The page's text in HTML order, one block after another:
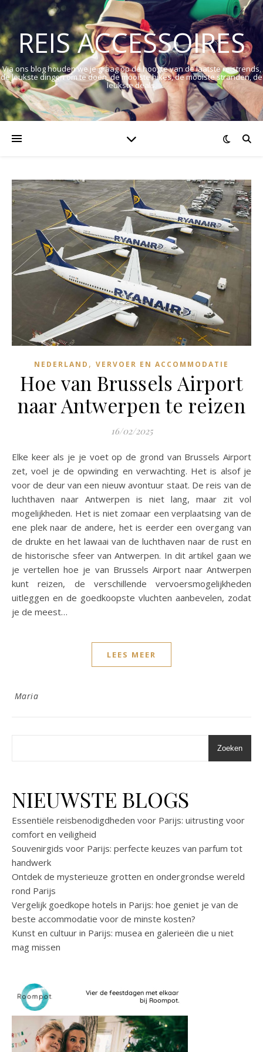
REIS ACCESSOIRES
Via ons blog houden we je graag op de hoogte van de laatste reistrends,
de leukste dingen om te doen, de mooiste hikes, de mooiste stranden, de
leukste deals.
NEDERLAND , VERVOER EN ACCOMMODATIE
Hoe van Brussels Airport
naar Antwerpen te reizen
16/02/2025
Elke keer als je je voet op de grond van Brussels Airport
zet, voel je de opwinding en verwachting. Het is alsof je
voor de deur van een nieuw avontuur staat. De reis van de
luchthaven naar Antwerpen is niet lang, maar zit vol
mogelijkheden. Het is niet zomaar een verplaatsing van de
ene plek naar de andere, het is eerder een overgang van
de drukte en het lawaai van de luchthaven naar de rust en
de historische sfeer van Antwerpen. In dit artikel gaan we
je vertellen hoe je van Brussels Airport naar Antwerpen
kunt reizen, de verschillende vervoersmogelijkheden
uitleggen en de goedkoopste vluchten aanbevelen, zodat
je de meest…
LEES MEER
Maria
Zoeken
NIEUWSTE BLOGS
Essentiële reisbenodigdheden voor Parijs: uitrusting voor
comfort en veiligheid
Souvenirgids voor Parijs: perfecte keuzes van parfum tot
handwerk
Ontdek de mysterieuze grotten en ondergrondse wereld
rond Parijs
Vergelijk goedkope hotels in Parijs: hoe geniet je van de
beste accommodatie voor de minste kosten?
Kunst en cultuur in Parijs: musea en galerieën die u niet
mag missen